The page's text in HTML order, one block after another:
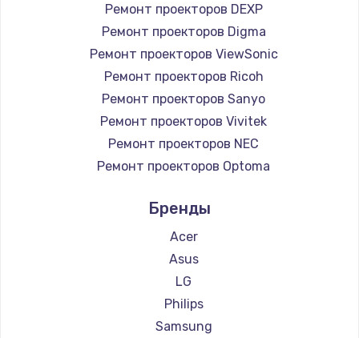
Ремонт проекторов DEXP
Ремонт проекторов Digma
Ремонт проекторов ViewSonic
Ремонт проекторов Ricoh
Ремонт проекторов Sanyo
Ремонт проекторов Vivitek
Ремонт проекторов NEC
Ремонт проекторов Optoma
Ремонт проекторов Infocus
Ремонт проекторов Barco
Ремонт проекторов Xgimi
Ремонт проекторов JVC
Ремонт проекторов Casio
Ремонт проекторов Hiper
Бренды
Acer
Asus
LG
Philips
Samsung